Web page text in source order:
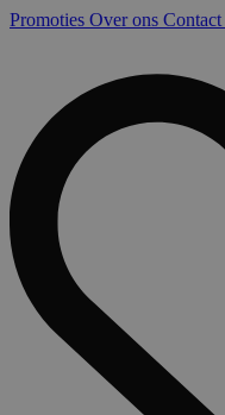
Promoties Over ons Contact